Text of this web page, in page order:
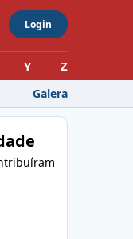
Login
Y Z
Galera